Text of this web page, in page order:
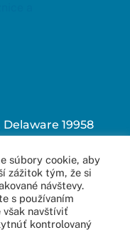
Delaware 19958
súbory cookie, aby
zážitok tým, že si
návštevy.
s používaním
však navštíviť
kontrolovaný